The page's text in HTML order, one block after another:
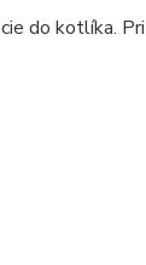
do kotlíka.